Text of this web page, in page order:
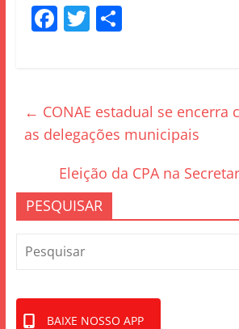
F
b
o
o
k
T S
← CONAE estadual se encerra
as delegações municipais
Eleição da CPA na
PESQUISAR
BAIXE NOSSO APP